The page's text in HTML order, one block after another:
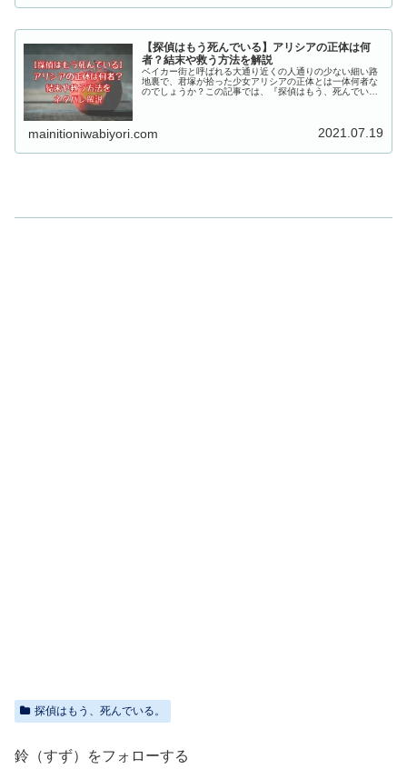
【探偵はもう死んでいる】アリシアの正体は何
者？結末や救う方法を解説
ベイカー街と呼ばれる大通り近くの人通りの少ない細い路
地裏で、君塚が拾った少女アリシアの正体とは一体何者な
のでしょうか？この記事では、『探偵はもう、死んでい
mainitioniwabiyori.com 2021.07.19
探偵はもう、死んでいる。
鈴（すず）をフォローする